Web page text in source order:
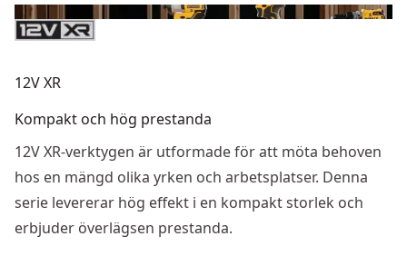
12V XR
Kompakt och hög prestanda
12V XR-verktygen är utformade för att möta behoven
hos en mängd olika yrken och arbetsplatser. Denna
serie levererar hög effekt i en kompakt storlek och
erbjuder överlägsen prestanda.